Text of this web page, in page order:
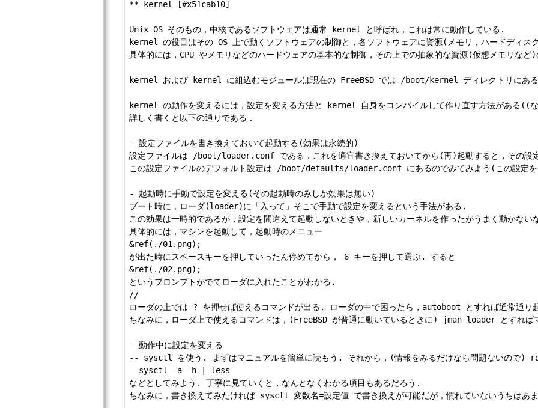
** kernel [#x51cab10]
Unix OS そのもの，中核であるソフトウェアは通常 kernel と呼ばれ，これは常に動作している.
kernel の役目はその OS 上で動くソフトウェアの制御と，各ソフトウェアに資源(メモリ，ハードディ
具体的には，CPU やメモリなどのハードウェアの基本的な制御，その上での抽象的な資源(仮想メモリ
kernel および kernel に組込むモジュールは現在の FreeBSD では /boot/kernel ディレクトリにあ
kernel の動作を変えるには，設定を変える方法と kernel 自身をコンパイルして作り直す方法がある((
詳しく書くと以下の通りである．
- 設定ファイルを書き換えておいて起動する(効果は永続的)
設定ファイルは /boot/loader.conf である．これを適宜書き換えておいてから(再)起動すると，その設定
この設定ファイルのデフォルト設定は /boot/defaults/loader.conf にあるのでみてみよう(この設定を
- 起動時に手動で設定を変える(その起動時のみしか効果は無い)
ブート時に，ローダ(loader)に「入って」そこで手動で設定を変えるという手法がある.
この効果は一時的であるが，設定を間違えて起動しないときや，新しいカーネルを作ったがうまく動
具体的には，マシンを起動して，起動時のメニュー
&ref(./01.png);
が出た時にスペースキーを押していったん停めてから， 6 キーを押して選ぶ. すると
&ref(./02.png);
というプロンプトがでてローダに入れたことがわかる.
//
ローダの上では ? を押せば使えるコマンドが出る. ローダの中で困ったら，autoboot とすれば通常通り
ちなみに，ローダ上で使えるコマンドは，(FreeBSD が普通に動いているときに) jman loader とすれば
- 動作中に設定を変える
-- sysctl を使う. まずはマニュアルを簡単に読もう. それから，(情報をみるだけなら問題ないので)
  sysctl -a -h | less
などとしてみよう. 丁寧に見ていくと，なんとなくわかる項目もあるだろう.
ちなみに，書き換えてみたければ sysctl 変数名=設定値 で書き換えが可能だが，慣れていないうちはあ